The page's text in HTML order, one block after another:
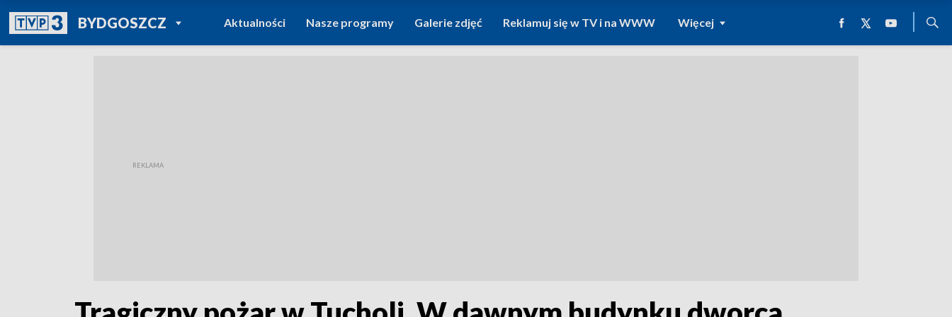
BYDGOSZCZPOWRÓT DO
TVP REGIONY
Aktualności Nasze programy Galerie zdjęć Reklamuj się w TV i na WWW Więcej